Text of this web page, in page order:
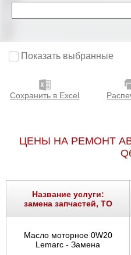
Показать выбранные
Сохранить в Excel
ЦЕНЫ НА РЕМОНТ
Название услуги:
замена запчастей, ТО
Масло моторное 0W20
Lemarc - Замена